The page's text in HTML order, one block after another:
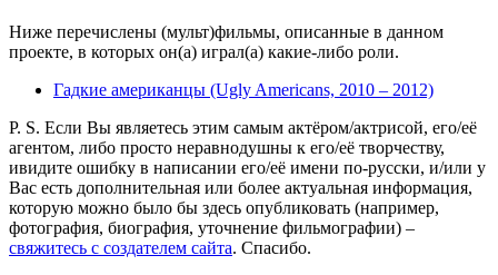
Ниже перечислены (мульт)фильмы, описанные в данном
проекте, в которых он(а) играл(а) какие-либо роли.
Гадкие американцы (Ugly Americans, 2010 – 2012)
P. S. Если Вы являетесь этим самым актёром/актрисой, его/её
агентом, либо просто неравнодушны к его/её творчеству,
ивидите ошибку в написании его/её имени по-русски, и/или у
Вас есть дополнительная или более актуальная информация,
которую можно было бы здесь опубликовать (например,
фотография, биография, уточнение фильмографии) –
свяжитесь с создателем сайта. Спасибо.